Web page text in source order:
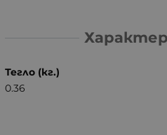
Тегло (кг.)
0.36